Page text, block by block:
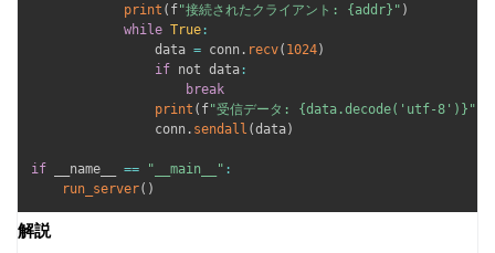
print ( f"接続されたクライアント: {addr}" )
while True :
                data
= conn . recv( 1024)
if not data :
break
print ( f"受信データ: {data.decode('utf-8')}"
                conn
. sendall (data)
if __name__ == "__main__" :
run_server( )
解説